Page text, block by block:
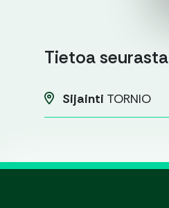
Tietoa seurasta
Sijainti TORNIO